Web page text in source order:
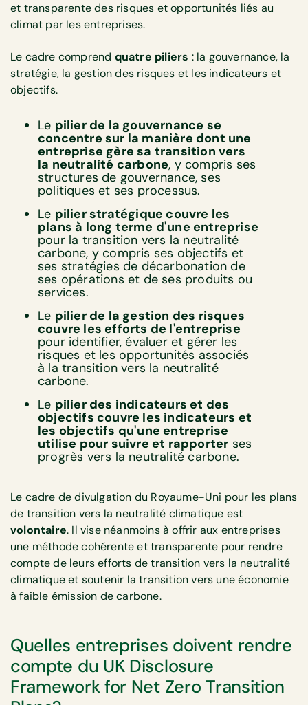
et transparente des risques et opportunités liés au
climat par les entreprises.
Le cadre comprend quatre piliers : la gouvernance, la
stratégie, la gestion des risques et les indicateurs et
objectifs.
Le pilier de la gouvernance se
concentre sur la manière dont une
entreprise gère sa transition vers
la neutralité carbone, y compris ses
structures de gouvernance, ses
politiques et ses processus.
Le pilier stratégique couvre les
plans à long terme d'une entreprise
pour la transition vers la neutralité
carbone, y compris ses objectifs et
ses stratégies de décarbonation de
ses opérations et de ses produits ou
services.
Le pilier de la gestion des risques
couvre les efforts de l'entreprise
pour identifier, évaluer et gérer les
risques et les opportunités associés
à la transition vers la neutralité
carbone.
Le pilier des indicateurs et des
objectifs couvre les indicateurs et
les objectifs qu'une entreprise
utilise pour suivre et rapporter ses
progrès vers la neutralité carbone.
Le cadre de divulgation du Royaume-Uni pour les plans
de transition vers la neutralité climatique est
volontaire. Il vise néanmoins à offrir aux entreprises
une méthode cohérente et transparente pour rendre
compte de leurs efforts de transition vers la neutralité
climatique et soutenir la transition vers une économie
à faible émission de carbone.
Quelles entreprises doivent rendre
compte du UK Disclosure
Framework for Net Zero Transition